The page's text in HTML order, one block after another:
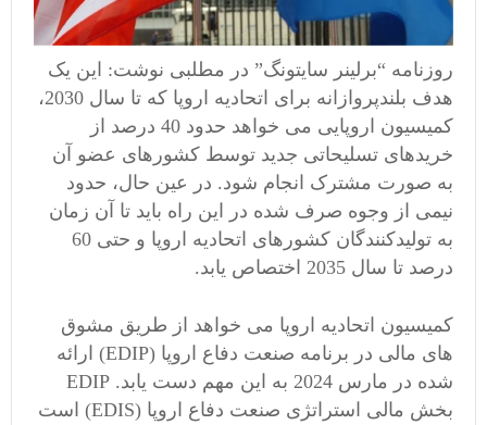
روزنامه “برلینر سایتونگ” در مطلبی نوشت: این یک
هدف بلندپروازانه برای اتحادیه اروپا که تا سال 2030،
کمیسیون اروپایی می خواهد حدود 40 درصد از
خریدهای تسلیحاتی جدید توسط کشورهای عضو آن
به صورت مشترک انجام شود. در عین حال، حدود
نیمی از وجوه صرف شده در این راه باید تا آن زمان
به تولیدکنندگان کشورهای اتحادیه اروپا و حتی 60
درصد تا سال 2035 اختصاص یابد.
کمیسیون اتحادیه اروپا می خواهد از طریق مشوق
های مالی در برنامه صنعت دفاع اروپا (EDIP) ارائه
شده در مارس 2024 به این مهم دست یابد. EDIP
بخش مالی استراتژی صنعت دفاع اروپا (EDIS) است